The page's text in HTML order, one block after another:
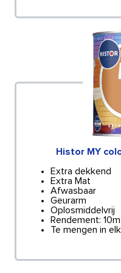
Histor MY
Extra dekkend
Extra Mat
Afwasbaar
Geurarm
Oplosmiddelvrij
Rendement:
Te mengen in